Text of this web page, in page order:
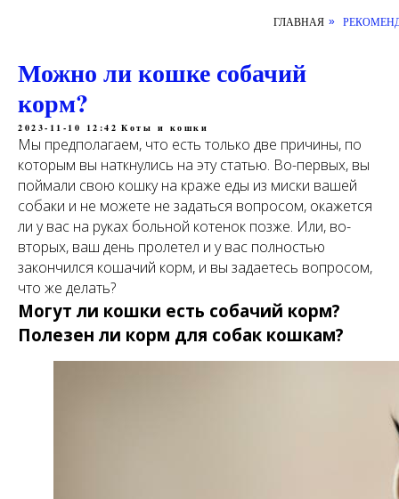
ГЛАВНАЯ »
Можно ли кошке собачий
корм?
2023-11-10 12:42 Коты и кошки
Мы предполагаем, что есть только две причины, по
которым вы наткнулись на эту статью. Во-первых, вы
поймали свою кошку на краже еды из миски вашей
собаки и не можете не задаться вопросом, окажется
ли у вас на руках больной котенок позже. Или, во-
вторых, ваш день пролетел и у вас полностью
закончился кошачий корм, и вы задаетесь вопросом,
что же делать?
Могут ли кошки есть собачий корм?
Полезен ли корм для собак кошкам?